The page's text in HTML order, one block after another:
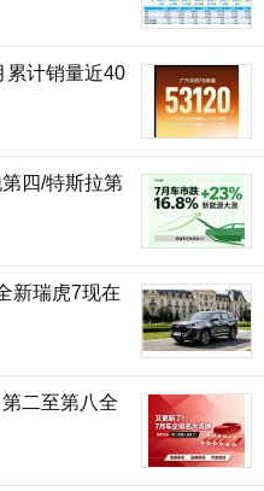
累计销量近40
四/特斯拉第
新瑞虎7现在
二至第八全